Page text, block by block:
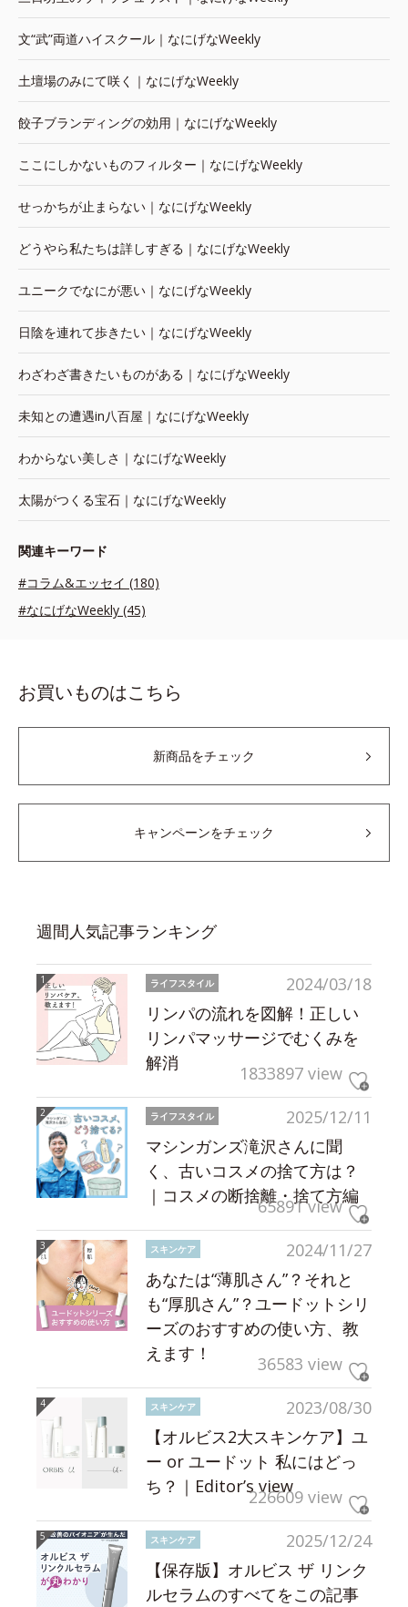
文“武”両道ハイスクール｜なにげなWeekly
土壇場のみにて咲く｜なにげなWeekly
餃子ブランディングの効用｜なにげなWeekly
ここにしかないものフィルター｜なにげなWeekly
せっかちが止まらない｜なにげなWeekly
どうやら私たちは詳しすぎる｜なにげなWeekly
ユニークでなにが悪い｜なにげなWeekly
日陰を連れて歩きたい｜なにげなWeekly
わざわざ書きたいものがある｜なにげなWeekly
未知との遭遇in八百屋｜なにげなWeekly
わからない美しさ｜なにげなWeekly
太陽がつくる宝石｜なにげなWeekly
関連キーワード
#コラム&エッセイ (180)
#なにげなWeekly (45)
お買いものはこちら
新商品をチェック
キャンペーンをチェック
週間人気記事ランキング
2024/03/18
ライフスタイル
リンパの流れを図解！正しい
リンパマッサージでむくみを
解消
1833897 view
2025/12/11
ライフスタイル
マシンガンズ滝沢さんに聞
く、古いコスメの捨て方は？
｜コスメの断捨離・捨て方編
65891 view
2024/11/27
スキンケア
あなたは“薄肌さん”？それと
も“厚肌さん”？ユードットシリ
ーズのおすすめの使い方、教
えます！
36583 view
2023/08/30
スキンケア
【オルビス2大スキンケア】ユ
ー or ユードット 私にはどっ
ち？｜Editor’s view226609 view
2025/12/24
スキンケア
【保存版】オルビス ザ リンク
ルセラムのすべてをこの記事